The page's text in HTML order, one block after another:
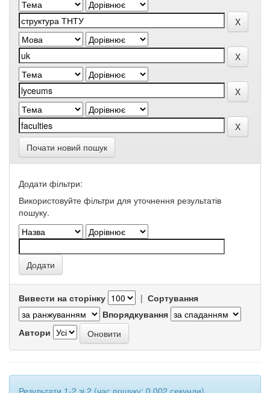
Почати новий пошук
Додати фільтри:
Використовуйте фільтри для уточнення результатів
пошуку.
Вивести на сторінку | Сортування
Впорядкування
Автори
Результати 1-2 зі 2 (час пошуку: 0.002 секунди).